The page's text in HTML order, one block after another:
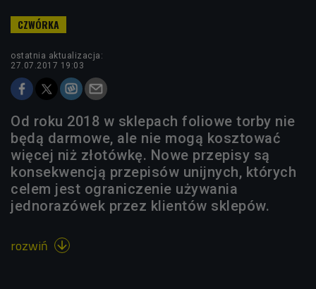
ostatnia aktualizacja:
27.07.2017 19:03
Od roku 2018 w sklepach foliowe torby nie
będą darmowe, ale nie mogą kosztować
więcej niż złotówkę. Nowe przepisy są
konsekwencją przepisów unijnych, których
celem jest ograniczenie używania
jednorazówek przez klientów sklepów.
rozwiń 